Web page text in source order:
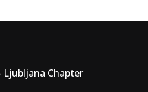
Ljubljana Chapter